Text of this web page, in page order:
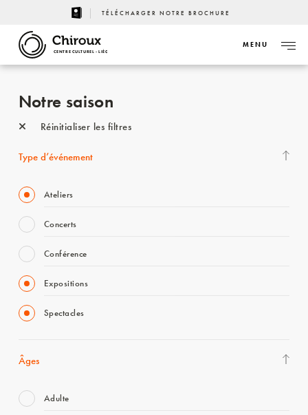
TÉLÉCHARGER NOTRE BROCHURE
CENTRE CULTUREL - LIÈGE
MENU
Notre saison
Réinitialiser les filtres
Type d’événement
Ateliers
Concerts
Conférence
Expositions
Spectacles
Âges
Adulte